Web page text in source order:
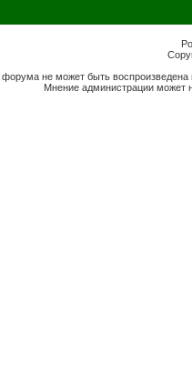
форума не может быть
Мнение администрации может